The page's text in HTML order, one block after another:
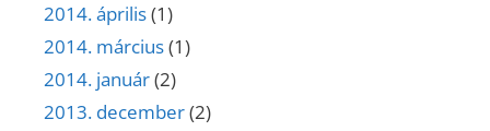
2014. április(1)
2014. március(1)
2014. január(2)
2013. december(2)